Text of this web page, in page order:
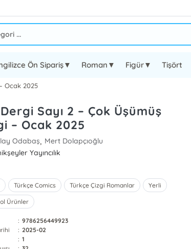
Ön Sipariş▼ Roman▼ Figür▼ Tişört
Ocak 2025
Sayı 2 – Çok Üşümüş
– Ocak 2025
Odabaş, Mert Dolapçıoğlu
Yayıncılık
Türkçe Comics Türkçe Çizgi Romanlar Yerli
Ürünler
: 9786256449923
: 2025-02
: 1